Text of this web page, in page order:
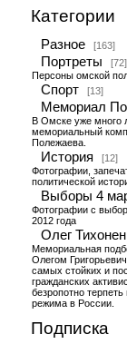
Категории
Разное [163]
Портреты
[72]
Персоны омской
Спорт [13]
Мемориал
В Омске уже много
мемориальный
Полежаева.
История
[12]
Фотографии,
политической
Выборы 4
Фотографии с
2012 года
Олег
Мемориальная
Олегом
самых стойких и
гражданских
безропотно терпеть
режима в России.
Подписка